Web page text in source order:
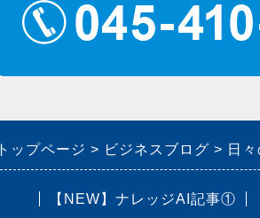
トップページ ビジネスブログ 日
【NEW】ナレッジAI記事①